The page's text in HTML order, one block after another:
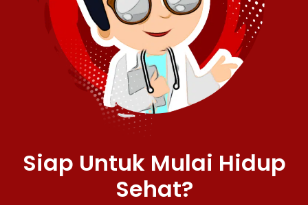
Siap Untuk Mulai Hidup
Sehat?